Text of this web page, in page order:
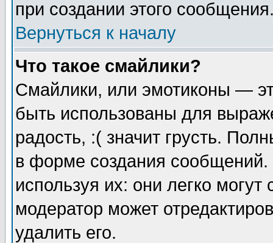
при создании этого
Вернуться к началу
Что такое смайлики?
Смайлики, или эмотиконы —
быть использованы для
радость, :( значит грусть.
в форме создания сообщений.
используя их: они легко
модератор может
удалить его.